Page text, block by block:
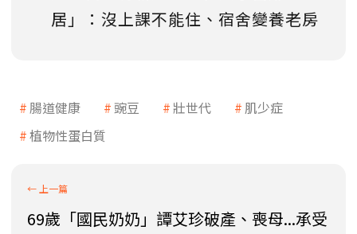
居」：沒上課不能住、宿舍變養老房
腸道健康 豌豆 壯世代
肌少症
植物性蛋白質
69歲「國民奶奶」譚艾珍破產、喪母...承受